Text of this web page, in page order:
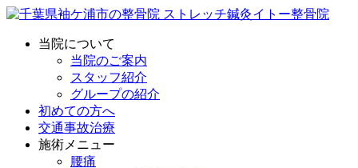
当院について
当院のご案内
スタッフ紹介
グループの紹介
初めての方へ
交通事故治療
施術メニュー
腰痛